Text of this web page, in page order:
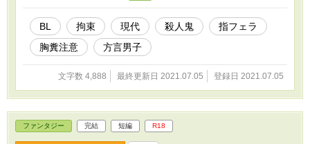
BL 拘束 現代 殺人鬼
指フェラ
胸糞注意
方言男子
文字数 4,888 最終更新日 2021.07.05 登録日 2021.07.05
ファンタジー 完結 短編 R18